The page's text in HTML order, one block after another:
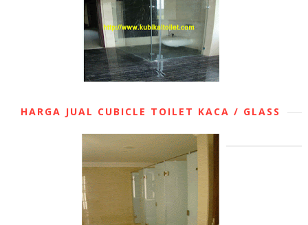
HARGA JUAL CUBICLE TOILET KACA / GLASS